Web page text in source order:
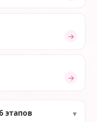
→
→
этапов